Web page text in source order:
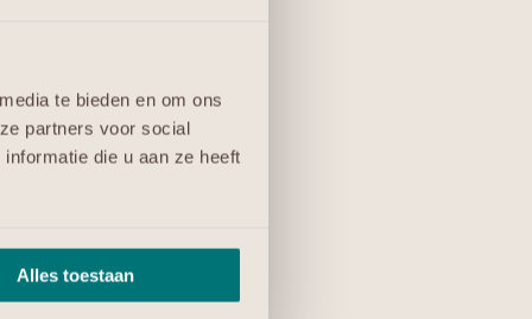
te bieden en om ons
partners voor social
die u aan ze heeft
Alles toestaan